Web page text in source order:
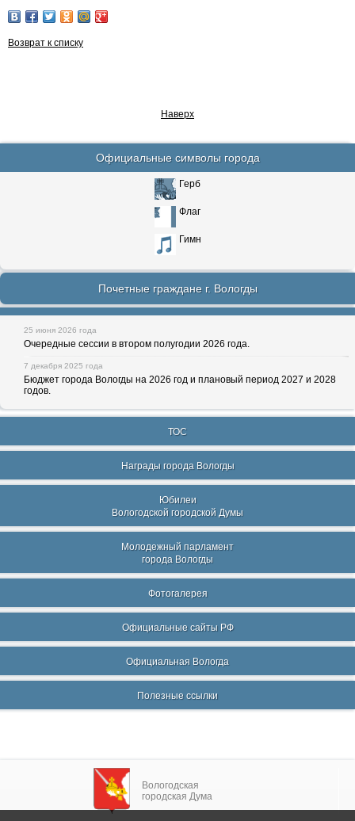
Возврат к списку
Наверх
Официальные символы города
Герб
Флаг
Гимн
Почетные граждане г. Вологды
25 июня 2026 года
Очередные сессии в втором полугодии 2026 года.
7 декабря 2025 года
Бюджет города Вологды на 2026 год и плановый период 2027 и 2028
годов.
ТОС
Награды города Вологды
Юбилеи
Вологодской городской Думы
Молодежный парламент
города Вологды
Фотогалерея
Официальные сайты РФ
Официальная Вологда
Полезные ссылки
Вологодская
городская Дума